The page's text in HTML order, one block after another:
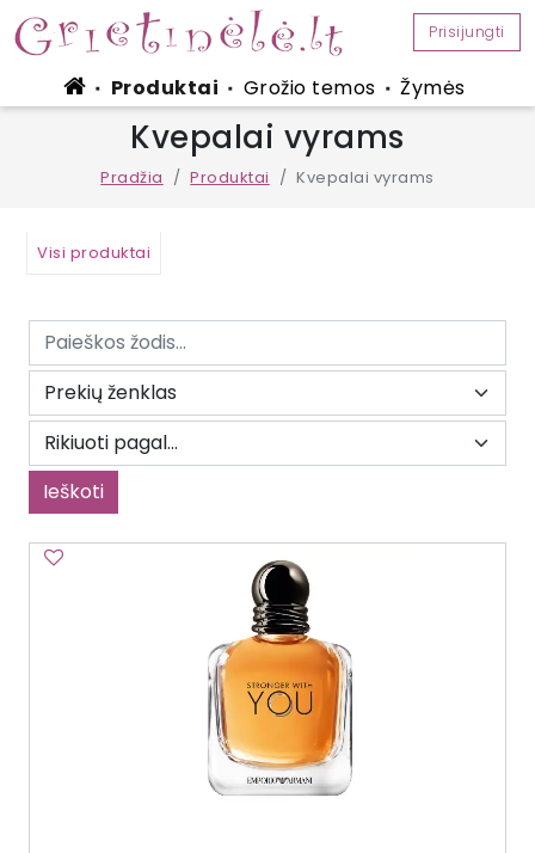
Prisijungti
■ Produktai ■ Grožio temos ■ Žymės
Kvepalai vyrams
Pradžia Produktai Kvepalai vyrams
Visi produktai
Ieškoti